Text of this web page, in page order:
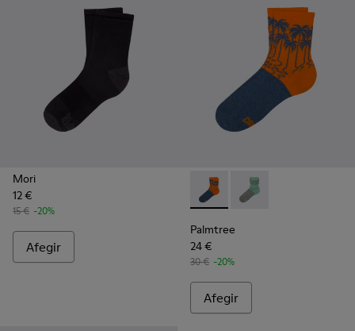
Mori
12 €
15 € -20%
Afegir
Palmtree - CA023-002 -
Palmtree - CA023-
Palmtree
24 €
30 € -20%
Afegir